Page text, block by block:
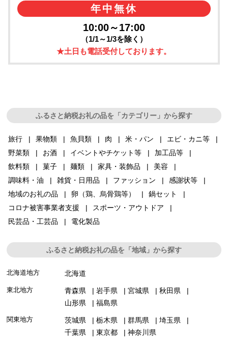
年中無休
10:00～17:00
（1/1～1/3を除く）
★土日も電話受付しております。
ふるさと納税お礼の品を「カテゴリー」から探す
旅行 果物類 魚貝類 肉 米・パン
エビ・カニ等
野菜類
お酒 イベントやチケット等
加工品等
飲料類
菓子 麺類 家具・装飾品
美容
調味料・油
雑貨・日用品 ファッション
感謝状等
地域のお礼の品
卵（鶏、烏骨鶏等）
鍋セット
コロナ被害事業者支援
スポーツ・アウトドア
民芸品・工芸品
電化製品
ふるさと納税お礼の品を「地域」から探す
北海道地方 北海道
東北地方 青森県 岩手県 宮城県
秋田県
山形県
福島県
関東地方 茨城県 栃木県 群馬県
埼玉県
千葉県
東京都 神奈川県